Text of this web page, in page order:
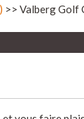
>> Valberg Golf